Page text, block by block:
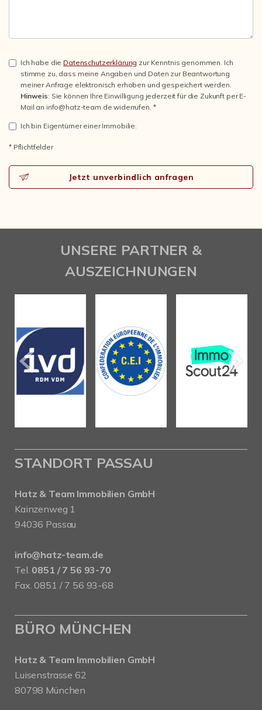
Ich habe die Datenschutzerklärung zur Kenntnis genommen. Ich
stimme zu, dass meine Angaben und Daten zur Beantwortung
meiner Anfrage elektronisch erhoben und gespeichert werden.
Hinweis: Sie können Ihre Einwilligung jederzeit für die Zukunft per E-
Mail an info@hatz-team.de widerrufen. *
Ich bin Eigentümer einer Immobilie.
* Pflichtfelder
Jetzt unverbindlich anfragen
UNSERE PARTNER &
AUSZEICHNUNGEN
STANDORT PASSAU
Hatz & Team Immobilien GmbH
Kainzenweg 1
94036 Passau
info@hatz-team.de
Tel. 0851 / 7 56 93-70
Fax. 0851 / 7 56 93-68
BÜRO MÜNCHEN
Hatz & Team Immobilien GmbH
Luisenstrasse 62
80798 München